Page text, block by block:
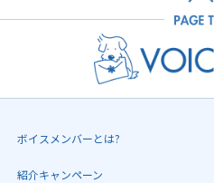
ボイスメンバーとは?
紹介キャンペーン